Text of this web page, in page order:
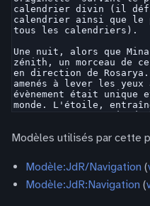
Modèles utilisés par cette
Modèle:JdR/Navigation (
Modèle:JdR:Navigation (